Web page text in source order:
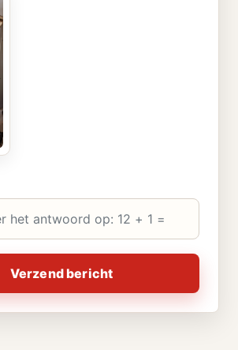
Verzend bericht